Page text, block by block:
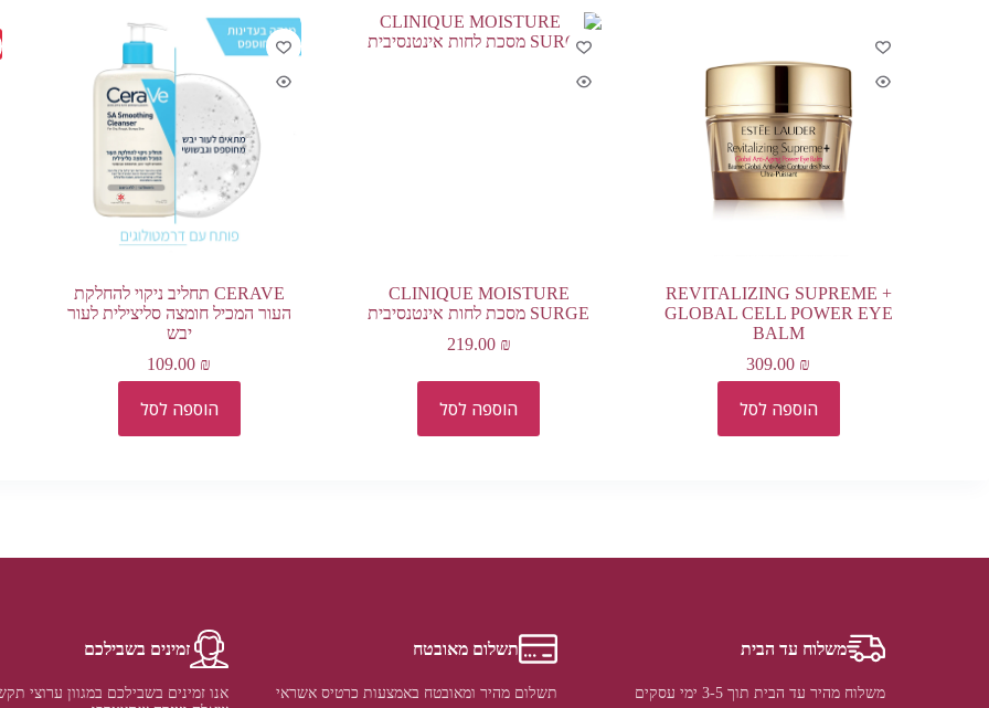
REVITALIZING SUPREME +
GLOBAL CELL POWER EYE
BALM
309.00 ₪
הוספה לסל
CLINIQUE MOISTURE
SURGE מסכת לחות אינטנסיבית
219.00 ₪
הוספה לסל
CERAVE תחליב ניקוי להחלקת
העור המכיל חומצה סליצילית לעור
יבש
109.00 ₪
הוספה לסל
משלוח עד הבית
משלוח מהיר עד הבית תוך 3-5 ימי עסקים
תשלום מאובטח
תשלום מהיר ומאובטח באמצעות כרטיס אשראי
זמינים בשבילכם
אנו זמינים בשבילכם במגוון ערוצי